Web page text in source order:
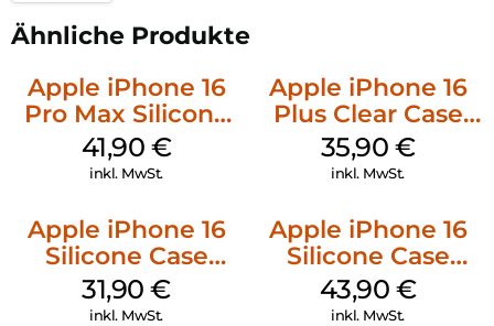
Ähnliche Produkte
Apple iPhone 16
Pro Max Silicone
Case MagSafe
Ultramarine
41,90 €
inkl. MwSt.
Apple iPhone 16
Plus Clear Case
MagSafe
Transparent
35,90 €
inkl. MwSt.
Apple iPhone 16
Silicone Case
MagSafe Fuchsia
31,90€
inkl. MwSt.
Apple iPhone 16
Silicone Case
MagSafe Plum
43,90 €
inkl. MwSt.